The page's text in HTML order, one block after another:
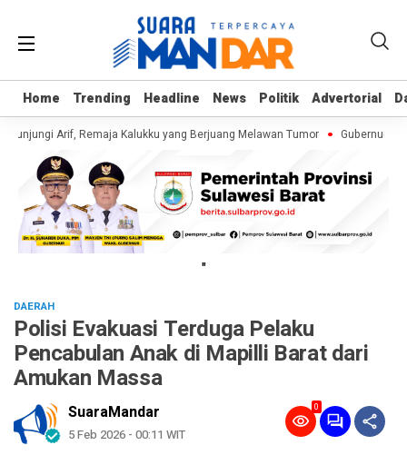
Home Trending Headline News Politik Advertorial
Home Trending Headline News Politik Advertorial
Arif, Remaja Kalukku yang Berjuang Melawan Tumor Gubernur
"
DAERAH
Polisi Evakuasi Terduga Pelaku
Pencabulan Anak di Mapilli Barat dari
Amukan Massa
SuaraMandar
5 Feb 2026 - 00:11 WIT
0